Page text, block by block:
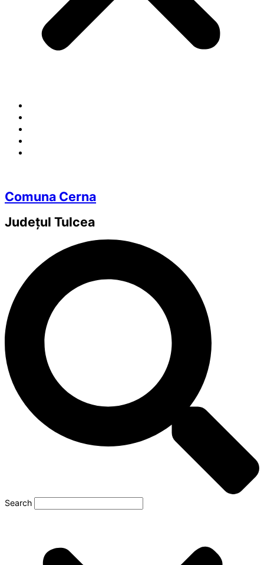
Comuna Cerna
Județul Tulcea
Search